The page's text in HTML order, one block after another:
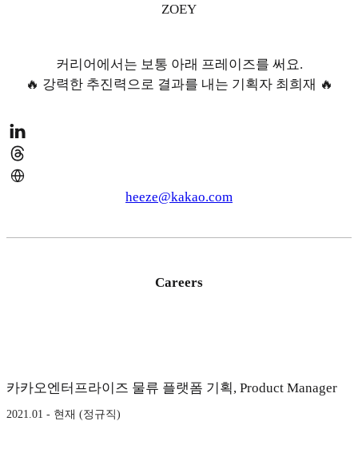
ZOEY
커리어에서는 보통 아래 프레이즈를 써요.
🔥 강력한 추진력으로 결과를 내는 기획자 최희재 🔥
heeze@kakao.com
Careers
카카오엔터프라이즈 물류 플랫폼 기획, Product Manager
2021.01 - 현재 (정규직)